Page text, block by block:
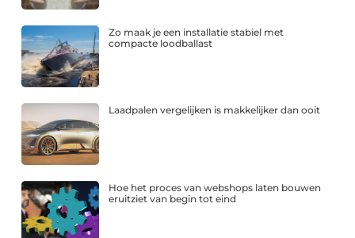
Zo maak je een installatie stabiel met
compacte loodballast
Laadpalen vergelijken is makkelijker dan ooit
Hoe het proces van webshops laten bouwen
eruitziet van begin tot eind